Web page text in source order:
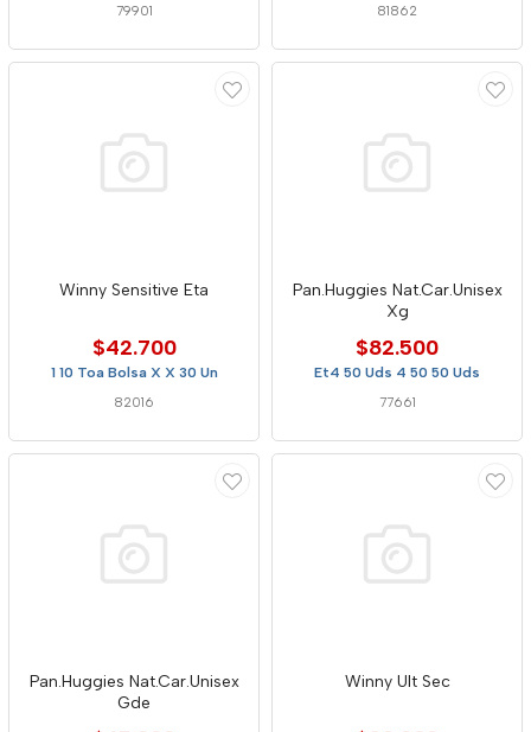
79901 81862
Winny Sensitive Eta
$42.700
1 10 Toa Bolsa X X 30 Un
82016
Pan.Huggies Nat.Car.Unisex
Xg
$82.500
Et4 50 Uds 4 50 50 Uds
77661
Pan.Huggies Nat.Car.Unisex
Gde
Winny Ult Sec